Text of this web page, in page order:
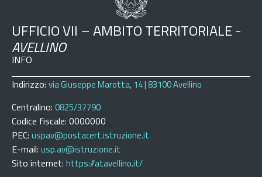
UFFICIO VII – AMBITO TERRITORIALE -
AVELLINO
INFO
Indirizzo: via Giuseppe Marotta, 14 | 83100 Avellino
Centralino: 0825/37790
Codice fiscale: 0000000
PEC: uspav@postacert.istruzione.it
E-mail: usp.av@istruzione.it
Sito internet: https://atavellino.it/